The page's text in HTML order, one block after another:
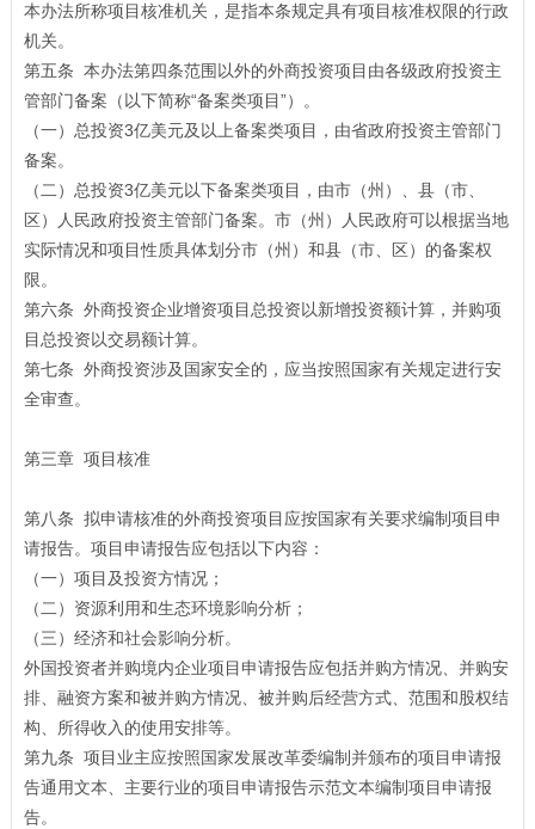
本办法所称项目核准机关，是指本条规定具有项目核准权限的行政
机关。
第五条 本办法第四条范围以外的外商投资项目由各级政府投资主
管部门备案（以下简称“备案类项目”）。
（一）总投资3亿美元及以上备案类项目，由省政府投资主管部门
备案。
（二）总投资3亿美元以下备案类项目，由市（州）、县（市、
区）人民政府投资主管部门备案。市（州）人民政府可以根据当地
实际情况和项目性质具体划分市（州）和县（市、区）的备案权
限。
第六条 外商投资企业增资项目总投资以新增投资额计算，并购项
目总投资以交易额计算。
第七条 外商投资涉及国家安全的，应当按照国家有关规定进行安
全审查。
第三章 项目核准
第八条 拟申请核准的外商投资项目应按国家有关要求编制项目申
请报告。项目申请报告应包括以下内容：
（一）项目及投资方情况；
（二）资源利用和生态环境影响分析；
（三）经济和社会影响分析。
外国投资者并购境内企业项目申请报告应包括并购方情况、并购安
排、融资方案和被并购方情况、被并购后经营方式、范围和股权结
构、所得收入的使用安排等。
第九条 项目业主应按照国家发展改革委编制并颁布的项目申请报
告通用文本、主要行业的项目申请报告示范文本编制项目申请报
告。